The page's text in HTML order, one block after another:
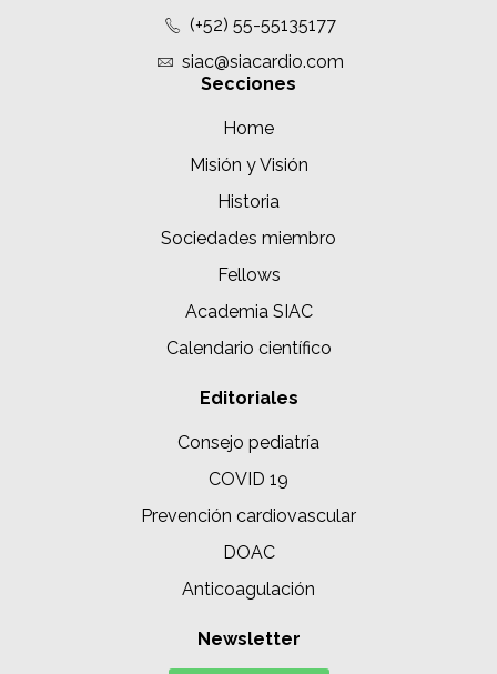
(+52) 55-55135177
siac@siacardio.com
Secciones
Home
Misión y Visión
Historia
Sociedades miembro
Fellows
Academia SIAC
Calendario científico
Editoriales
Consejo pediatría
COVID 19
Prevención cardiovascular
DOAC
Anticoagulación
Newsletter